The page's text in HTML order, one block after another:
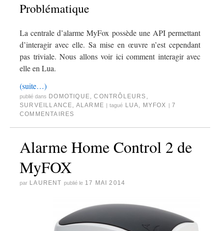
Problématique
La centrale d’alarme MyFox possède une API permettant
d’interagir avec elle. Sa mise en œuvre n’est cependant
pas triviale. Nous allons voir ici comment interagir avec
elle en Lua.
(suite…)
publié dans DOMOTIQUE,CONTRÔLEURS ,
SURVEILLANCE, ALARME tagué LUA, MYFOX
7
COMMENTAIRES
Alarme Home Control 2 de
MyFOX
par LAURENT publié le 17 MAI 2014